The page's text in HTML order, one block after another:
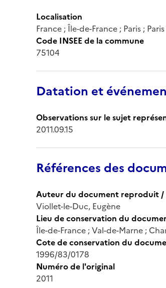
Localisation
France ; Île-de-France ; Paris ;
Code INSEE de la commune
75104
Datation et
Observations sur le sujet
2011.09.15
Références des
Auteur du document reproduit /
Viollet-le-Duc, Eugène
Lieu de conservation du
Île-de-France ; Val-de-Marne ;
Cote de conservation du
1996/83/0178
Numéro de l'original
2011